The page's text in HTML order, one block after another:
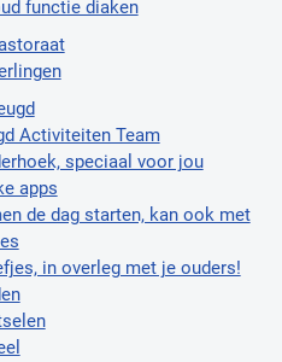
functie diaken
Activiteiten Team
speciaal voor jou
apps
de dag starten, kan ook met
in overleg met je ouders!